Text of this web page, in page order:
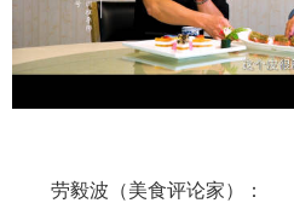
劳毅波（美食评论家）：